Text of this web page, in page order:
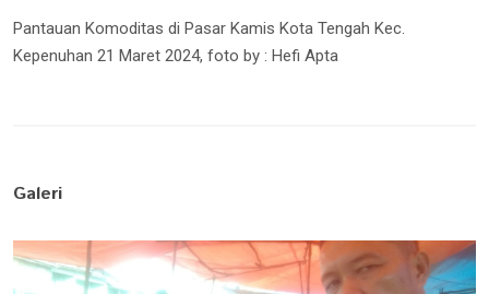
Pantauan Komoditas di Pasar Kamis Kota Tengah Kec.
Kepenuhan 21 Maret 2024, foto by : Hefi Apta
Galeri